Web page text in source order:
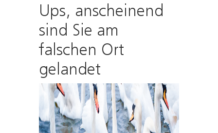
Ups, anscheinend
sind Sie am
falschen Ort
gelandet